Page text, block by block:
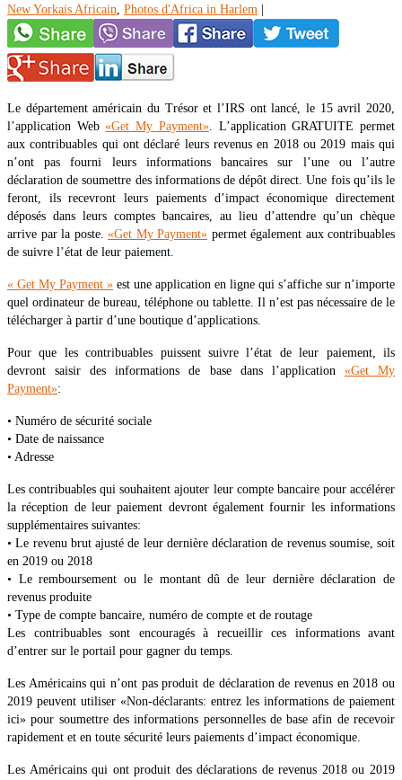
New Yorkais Africain, Photos d'Africa in Harlem
Le département américain du Trésor et l’IRS ont lancé, le 15 avril 2020,
l’application Web«Get My Payment». L’application GRATUITE permet
aux contribuables qui ont déclaré leurs revenus en 2018 ou 2019 mais qui
n’ont pas fourni leurs informations bancaires sur l’une ou l’autre
déclaration de soumettre des informations de dépôt direct. Une fois qu’ils le
feront, ils recevront leurs paiements d’impact économique directement
déposés dans leurs comptes bancaires, au lieu d’attendre qu’un chèque
arrive par la poste. «Get My Payment» permet également aux contribuables
de suivre l’état de leur paiement.
« Get My Payment » est une application en ligne qui s’affiche sur n’importe
quel ordinateur de bureau, téléphone ou tablette. Il n’est pas nécessaire de le
télécharger à partir d’une boutique d’applications.
Pour que les contribuables puissent suivre l’état de leur paiement, ils
devront saisir des informations de base dans l’application «Get My
Payment»:
• Numéro de sécurité sociale
• Date de naissance
• Adresse
Les contribuables qui souhaitent ajouter leur compte bancaire pour accélérer
la réception de leur paiement devront également fournir les informations
supplémentaires suivantes:
• Le revenu brut ajusté de leur dernière déclaration de revenus soumise, soit
en 2019 ou 2018
• Le remboursement ou le montant dû de leur dernière déclaration de
revenus produite
• Type de compte bancaire, numéro de compte et de routage
Les contribuables sont encouragés à recueillir ces informations avant
d’entrer sur le portail pour gagner du temps.
Les Américains qui n’ont pas produit de déclaration de revenus en 2018 ou
2019 peuvent utiliser «Non-déclarants: entrez les informations de paiement
ici» pour soumettre des informations personnelles de base afin de recevoir
rapidement et en toute sécurité leurs paiements d’impact économique.
Les Américains qui ont produit des déclarations de revenus 2018 ou 2019